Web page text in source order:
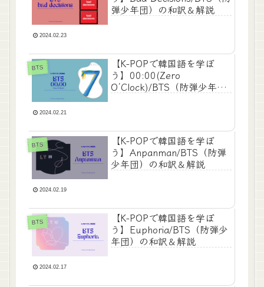
弾少年団）の和訳＆解説
2024.02.23
BTS
【K-POPで韓国語を学ぼ
う】00:00(Zero
O’Clock)/BTS（防弾少年
2024.02.21
BTS
【K-POPで韓国語を学ぼ
う】Anpanman/BTS（防弾
少年団）の和訳＆解説
2024.02.19
BTS
【K-POPで韓国語を学ぼ
う】Euphoria/BTS（防弾少
年団）の和訳＆解説
2024.02.17